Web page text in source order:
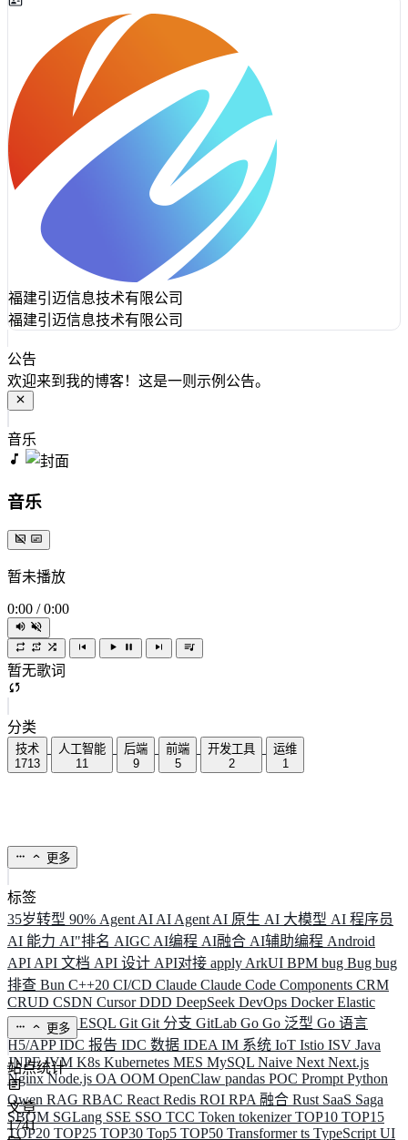
福建引迈信息技术有限公司
福建引迈信息技术有限公司
公告
欢迎来到我的博客！这是一则示例公告。
音乐
音乐
暂未播放
0:00 / 0:00
暂无歌词
分类
技术
1713
人工智能
11
后端
9
前端
5
开发工具
2
运维
1
更多
标签
35岁转型 90% Agent AI AI Agent AI 原生 AI 大模型 AI 程序员
AI 能力 AI"排名 AIGC AI编程 AI融合 AI辅助编程 Android
API API 文档 API 设计 API对接 apply ArkUI BPM bug Bug bug
排查 Bun C++20 CI/CD Claude Claude Code Components CRM
CRUD CSDN CursorDDD DeepSeek DevOps DockerElastic
ELK ElysiaESQL Git Git 分支 GitLab Go Go 泛型 Go 语言
H5/APPIDC 报告 IDC 数据 IDEA IM 系统 IoT Istio ISV Java
JNPFJVM K8s Kubernetes MES MySQL Naive Next Next.js
NginxNode.js OA OOM OpenClaw pandas POC Prompt Python
Qwen RAG RBAC React Redis ROI RPA 融合 Rust SaaS Saga
SBOM SGLang SSE SSO TCC Token tokenizerTOP10 TOP15
TOP20 TOP25 TOP30 Top5 TOP50 Transformerts TypeScript UI
更多
站点统计
文章
1741